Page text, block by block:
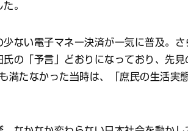
。
ない電子マネー決済が一気に普及。さ
の「予言」どおりになっており、先見
満たなかった当時は、「庶民の生活実